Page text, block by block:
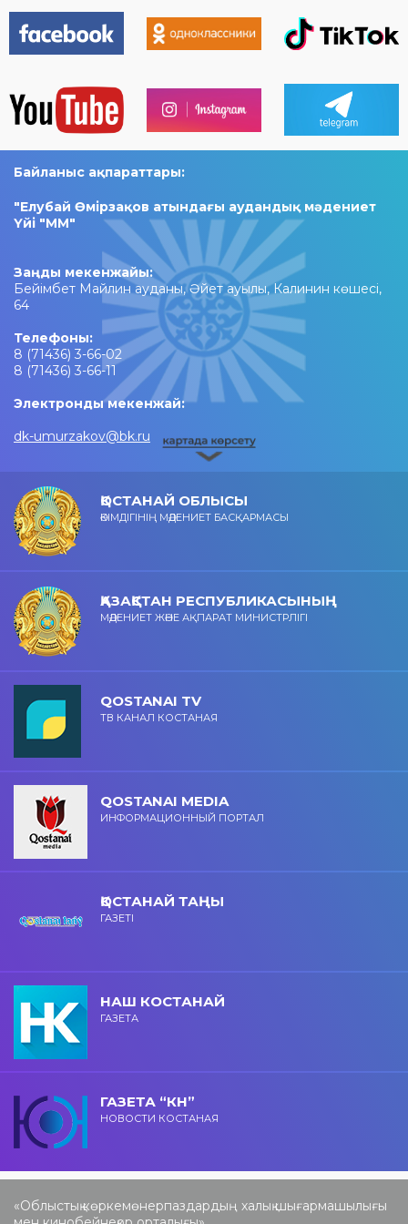
Байланыс ақпараттары:
"Елубай Өмірзақов атындағы аудандық мәдениет
Үйі "ММ"​
Заңды мекенжайы:
Бейімбет Майлин ауданы, Әйет ауылы, Калинин көшесі,
64
Телефоны:
8 (71436) 3-66-02
8 (71436) 3-66-11
Электронды мекенжай:
dk-umurzakov@bk.ru
ҚОСТАНАЙ ОБЛЫСЫ
ӘКІМДІГІНІҢ МӘДЕНИЕТ БАСҚАРМАСЫ
ҚАЗАҚСТАН РЕСПУБЛИКАСЫНЫҢ
МӘДЕНИЕТ ЖӘНЕ АҚПАРАТ МИНИСТРЛІГІ
QOSTANAI TV
ТВ КАНАЛ КОСТАНАЯ
QOSTANAI MEDIA
ИНФОРМАЦИОННЫЙ ПОРТАЛ
ҚОСТАНАЙ ТАҢЫ
ГАЗЕТІ
НАШ КОСТАНАЙ
ГАЗЕТА
ГАЗЕТА “КН”
НОВОСТИ КОСТАНАЯ
«Облыстық көркемөнерпаздардың халық шығармашылығы